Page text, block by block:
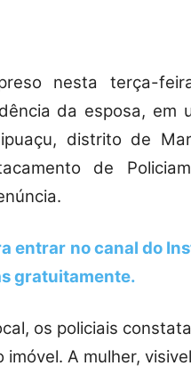
nesta terça-
da esposa, em
distrito de
de
entrar no canal do
gratuitamente.
os policiais
A mulher,